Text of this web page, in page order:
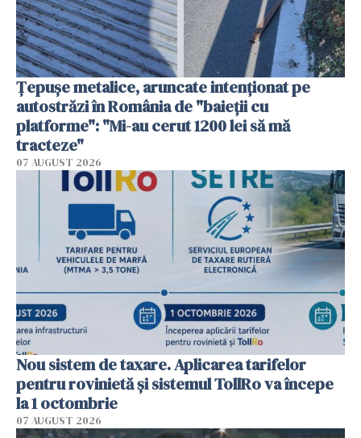
Țepușe metalice, aruncate intenționat pe
autostrăzi în România de "baieții cu
platforme": "Mi-au cerut 1200 lei să mă
tracteze"
07 AUGUST 2026
Nou sistem de taxare. Aplicarea tarifelor
pentru rovinietă şi sistemul TollRo va începe
la 1 octombrie
07 AUGUST 2026